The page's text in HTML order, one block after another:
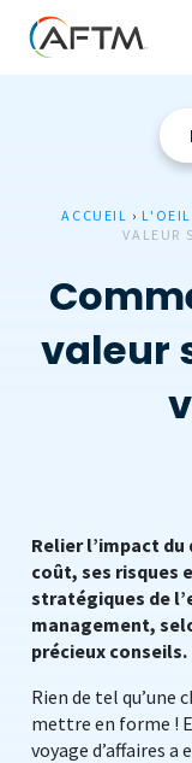
ACCUEIL ›
VALEUR
valeur
Relier l’impact
coût, ses risques
stratégiques de
management,
précieux conseils.
Rien de tel qu’une
mettre en forme !
voyage d’affaires